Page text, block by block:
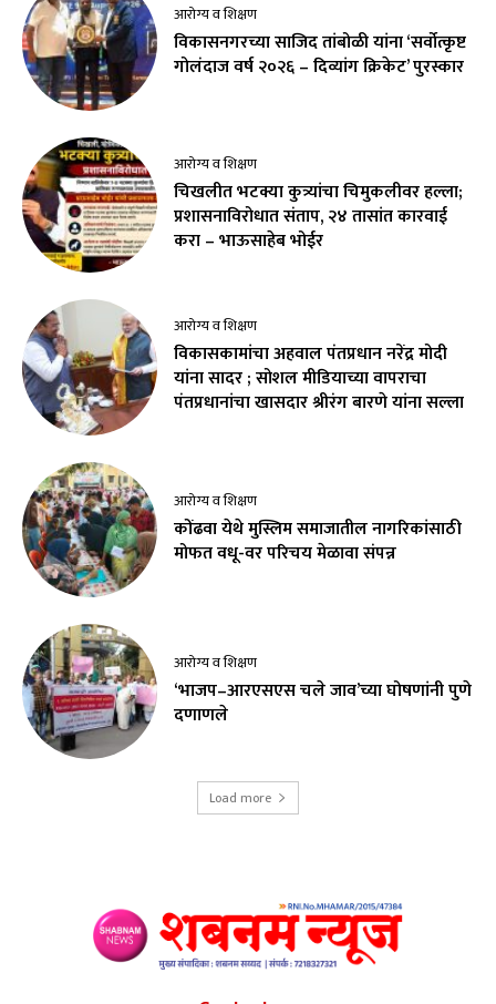
आरोग्य व शिक्षण
विकासनगरच्या साजिद तांबोळी यांना ‘सर्वोत्कृष्ट
गोलंदाज वर्ष २०२६ – दिव्यांग क्रिकेट’ पुरस्कार
आरोग्य व शिक्षण
चिखलीत भटक्या कुत्र्यांचा चिमुकलीवर हल्ला;
प्रशासनाविरोधात संताप, २४ तासांत कारवाई
करा – भाऊसाहेब भोईर
आरोग्य व शिक्षण
विकासकामांचा अहवाल पंतप्रधान नरेंद्र मोदी
यांना सादर ; सोशल मीडियाच्या वापराचा
पंतप्रधानांचा खासदार श्रीरंग बारणे यांना सल्ला
आरोग्य व शिक्षण
कोंढवा येथे मुस्लिम समाजातील नागरिकांसाठी
मोफत वधू-वर परिचय मेळावा संपन्न
आरोग्य व शिक्षण
‘भाजप–आरएसएस चले जाव’च्या घोषणांनी पुणे
दणाणले
Load more